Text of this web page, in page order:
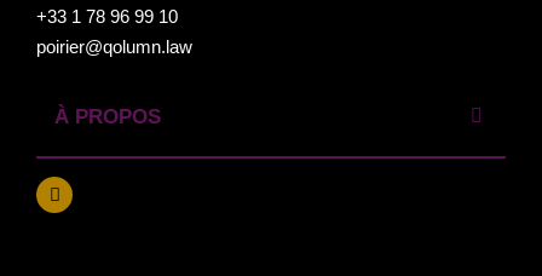
+33 1 78 96 99 10
poirier@qolumn.law
À PROPOS